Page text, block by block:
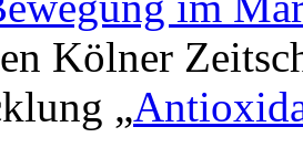
Kölner
„